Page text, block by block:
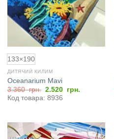
133×190
ДИТЯЧИЙ КИЛИМ
Oceanarium Mavi
3.360грн. Оригінальна
ціна:
3.360
2.520 грн.
Код товара: 8936